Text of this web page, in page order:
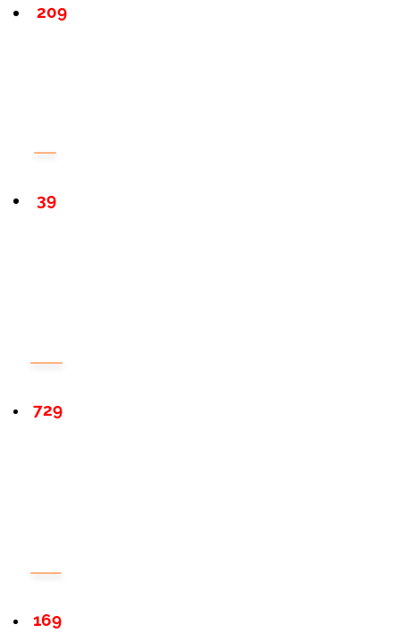
209
39
729
169